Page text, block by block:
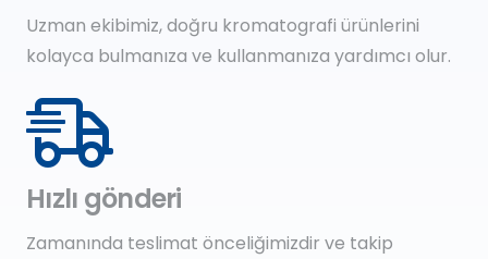
Uzman ekibimiz, doğru kromatografi ürünlerini
kolayca bulmanıza ve kullanmanıza yardımcı olur.
Hızlı gönderi
Zamanında teslimat önceliğimizdir ve takip